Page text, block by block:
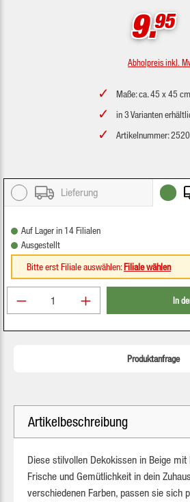
9.95
Abholpreis inkl.
Maße: ca. 45 x 45 cm
in 3 Varianten
Artikelnummer:
Lieferung
Auf Lager in 14 Filialen
Ausgestellt
Bitte erst Filiale auswählen:Filiale wählen
Produkt Anzahl: Gib den In
Produktanfrage
Artikelbeschreibung
Diese stilvollen Dekokissen in Beige
Frische und Gemütlichkeit in dein
verschiedenen Farben, passen sie sich